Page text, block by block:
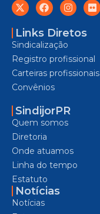
Links Diretos
Sindicalização
Registro profissional
Carteiras profissionais
Convênios
SindijorPR
Quem somos
Diretoria
Onde atuamos
Linha do tempo
Estatuto
Notícias
Notícias